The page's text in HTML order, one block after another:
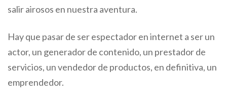
salir airosos en nuestra aventura.
Hay que pasar de ser espectador en internet a ser un
actor, un generador de contenido, un prestador de
servicios, un vendedor de productos, en definitiva, un
emprendedor.